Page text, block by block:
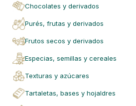
chocolates y derivados
purés, frutas y derivados
frutos secos y derivados
especias, semillas y cereales
texturas y azúcares
tartaletas, bases y hojaldres